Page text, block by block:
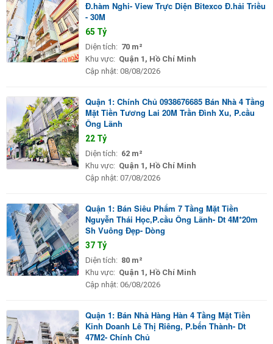
Đ.hàm Nghi- View Trực Diện Bitexco Đ.hải Triều
- 30M
65 Tỷ
Diện tích: 70 m²
Khu vực: Quận 1, Hồ Chí Minh
Cập nhật: 08/08/2026
Quận 1: Chính Chủ 0938676685 Bán Nhà 4 Tầng
Mặt Tiền Tương Lai 20M Trần Đình Xu, P.cầu
Ông Lãnh
22 Tỷ
Diện tích: 62 m²
Khu vực: Quận 1, Hồ Chí Minh
Cập nhật: 07/08/2026
Quận 1: Bán Siêu Phẩm 7 Tầng Mặt Tiền
Nguyễn Thái Học,P.cầu Ông Lãnh- Dt 4M*20m
Sh Vuông Đẹp- Dòng
37 Tỷ
Diện tích: 80 m²
Khu vực: Quận 1, Hồ Chí Minh
Cập nhật: 06/08/2026
Quận 1: Bán Nhà Hàng Hàn 4 Tầng Mặt Tiền
Kinh Doanh Lê Thị Riêng, P.bến Thành- Dt
47M2- Chính Chủ